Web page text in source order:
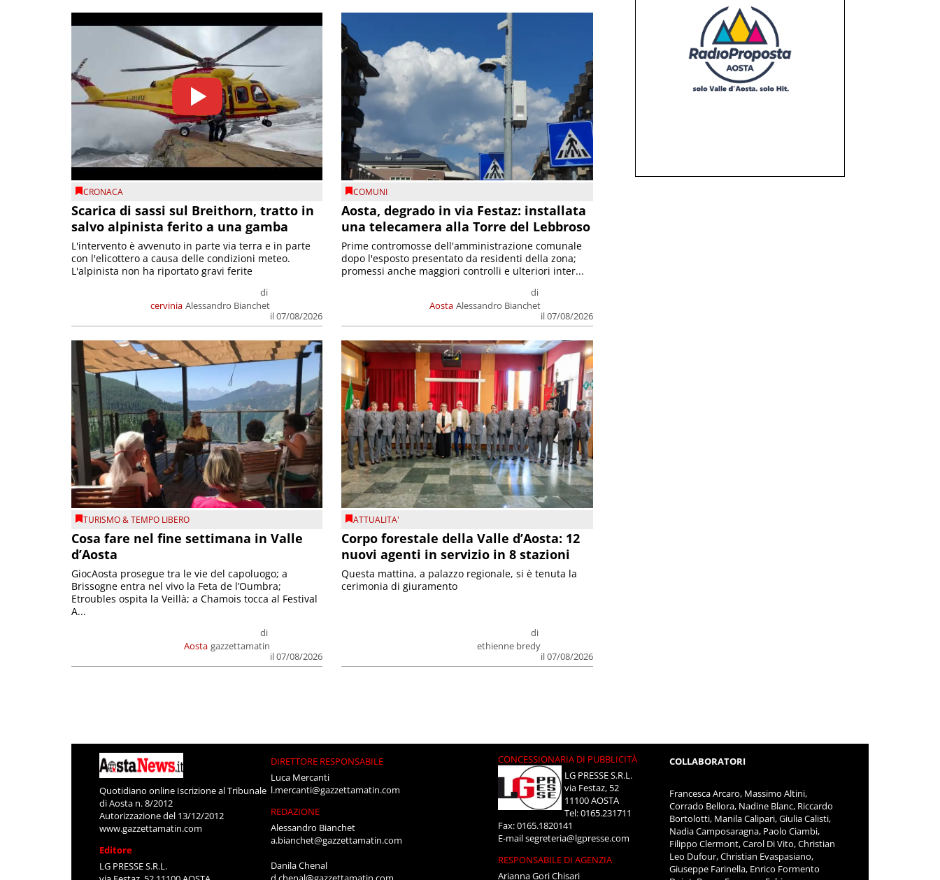
CRONACA
Scarica di sassi sul Breithorn, tratto in
salvo alpinista ferito a una gamba
cervinia
di
Alessandro Bianchet
il 07/08/2026
L'intervento è avvenuto in parte via terra e in parte
con l'elicottero a causa delle condizioni meteo.
L'alpinista non ha riportato gravi ferite
COMUNI
Aosta, degrado in via Festaz: installata
una telecamera alla Torre del Lebbroso
Aosta
di
Alessandro Bianchet
il 07/08/2026
Prime contromosse dell'amministrazione comunale
dopo l'esposto presentato da residenti della zona;
promessi anche maggiori controlli e ulteriori inter...
TURISMO & TEMPO LIBERO
Cosa fare nel fine settimana in Valle
d’Aosta
Aosta
di
gazzettamatin
il 07/08/2026
GiocAosta prosegue tra le vie del capoluogo; a
Brissogne entra nel vivo la Feta de l’Oumbra;
Etroubles ospita la Veillà; a Chamois tocca al Festival
A...
ATTUALITA'
Corpo forestale della Valle d’Aosta: 12
nuovi agenti in servizio in 8 stazioni
di
ethienne bredy
il 07/08/2026
Questa mattina, a palazzo regionale, si è tenuta la
cerimonia di giuramento
Quotidiano online Iscrizione al Tribunale
di Aosta n. 8/2012
Autorizzazione del 13/12/2012
www.gazzettamatin.com
Editore
LG PRESSE S.R.L.
DIRETTORE RESPONSABILE
Luca Mercanti
l.mercanti@gazzettamatin.com
REDAZIONE
Alessandro Bianchet
a.bianchet@gazzettamatin.com
Danila Chenal
CONCESSIONARIA DI PUBBLICITÀ
LG PRESSE S.R.L.
via Festaz, 52
11100 AOSTA
Tel: 0165.231711
Fax: 0165.1820141
E-mailsegreteria@lgpresse.com
RESPONSABILE DI AGENZIA
Arianna Gori Chisari
COLLABORATORI
Francesca Arcaro, Massimo Altini,
Corrado Bellora, Nadine Blanc, Riccardo
Bortolotti, Manila Calipari, Giulia Calisti,
Nadia Camposaragna, Paolo Ciambi,
Filippo Clermont, Carol Di Vito, Christian
Leo Dufour, Christian Evaspasiano,
Giuseppe Farinella, Enrico Formento